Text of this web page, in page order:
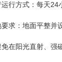
行方式：每天24
求：地面平整并
在阳光直射、强